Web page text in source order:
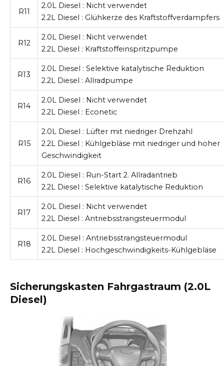
R11
2.0L Diesel : Nicht verwendet
2.2L Diesel : Glühkerze des Kraftstoffverdampfers
R12
2.0L Diesel : Nicht verwendet
2.2L Diesel : Kraftstoffeinspritzpumpe
R13
2.0L Diesel : Selektive katalytische Reduktion
2.2L Diesel :Allradpumpe
R14
2.0L Diesel : Nicht verwendet
2.2L Diesel : Econetic
R15
2.0L Diesel : Lüfter mit niedriger Drehzahl
2.2L Diesel : Kühlgebläse mit niedriger und hoher
Geschwindigkeit
R16
2.0L Diesel : Run-Start 2. Allradantrieb
2.2L Diesel : Selektive katalytische Reduktion
R17
2.0L Diesel : Nicht verwendet
2.2L Diesel : Antriebsstrangsteuermodul
R18
2.0L Diesel : Antriebsstrangsteuermodul
2.2L Diesel : Hochgeschwindigkeits-Kühlgebläse
Sicherungskasten Fahrgastraum (2.0L
Diesel)